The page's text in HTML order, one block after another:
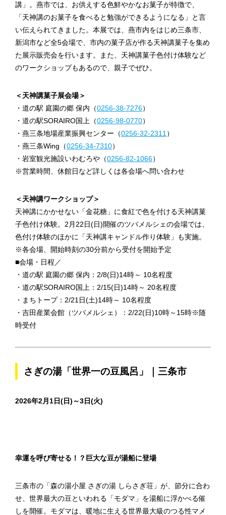
講」。燕市では、お供えする色鮮やかなお菓子が特徴で、
「天神講のお菓子を食べると勉強ができるようになる」と言
い伝えられてきました。本展では、燕市内をはじめ三条市、
新潟市など全5会場で、市内の菓子店が作る天神講菓子を集め
た展示販売会を行います。また、天神講菓子色付け体験など
のワークショップもあるので、親子でぜひ。
＜天神講菓子展会場＞
・道の駅 庭園の郷 保内（0256-38-7276）
・道の駅SORAIRO国上（0256-98-0770）
・燕三条地場産業振興センター（0256-32-2311 ）
・燕三条Wing（0256-34-7310）
・岩室観光施設いわむろや（0256-82-1066）
※営業時間、休館日など詳しくは各会場へ問い合わせ
＜天神講ワークショップ＞
天神講にかかせない「金花糖」に食紅で色を付ける天神講菓
子色付け体験。2月22日(日)開催のツバメルシェの会場では、
色付け体験のほかに「天神講キャンドル作り体験」も実施。
※各会場、開始時刻の30分前から受付を開始予定
■会場・日程／
・道の駅 庭園の郷 保内：2/8(日)14時～ 10名程度
・道の駅SORAIRO国上：2/15(日)14時～ 20名程度
・まちトープ：2/21日(土)14時～ 10名程度
・吉田産業会館（ツバメルシェ）：2/22(日)10時～15時※随
時受付
さぎの湯「世界一の豆風呂」｜三条市
2026年2月1日(日)～3日(火)
幸運を呼び寄せる！？巨大な豆が湯船に登場
三条市の「森の湯小屋 さぎの湯 しらさぎ荘」が、節分に合わ
せ、世界最大の豆といわれる「モダマ」を湯船に浮かべる催
しを開催。モダマは、暖地に生える世界最大級のつる性マメ